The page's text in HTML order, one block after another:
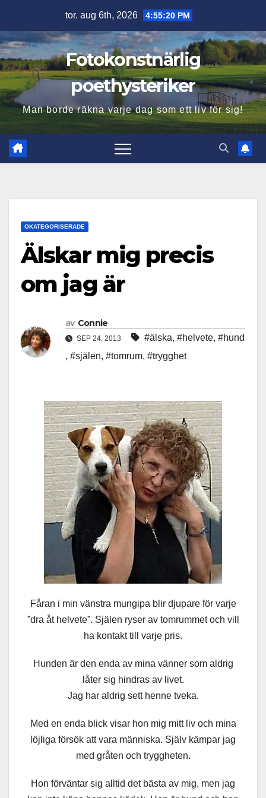
innehåll
tor. aug 6th, 2026 4:55:21 PM
Fotokonstnärlig
poethysteriker
Man borde räkna varje dag som ett liv för sig!
OKATEGORISERADE
Älskar mig precis
om jag är
av Connie
SEP 24, 2013 #älska, #helvete, #hund
, #själen, #tomrum, #trygghet
Fåran i min vänstra mungipa blir djupare för varje
”dra åt helvete”. Själen ryser av tomrummet och vill
ha kontakt till varje pris.
Hunden är den enda av mina vänner som aldrig
låter sig hindras av livet.
Jag har aldrig sett henne tveka.
Med en enda blick visar hon mig mitt liv och mina
löjliga försök att vara människa. Själv kämpar jag
med gråten och tryggheten.
Hon förväntar sig alltid det bästa av mig, men jag